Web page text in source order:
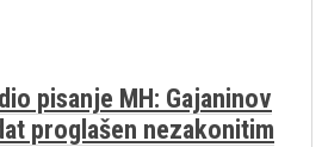
pisanje MH: Gajaninov
proglašen nezakonitim